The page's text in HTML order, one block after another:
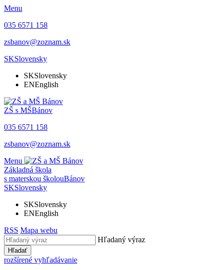
Menu
035 6571 158
zsbanov@zoznam.sk
SKSlovensky
SKSlovensky
ENEnglish
ZŠ s MŠBánov
035 6571 158
zsbanov@zoznam.sk
Menu
Základná škola
s materskou školouBánov
SKSlovensky
SKSlovensky
ENEnglish
RSS Mapa webu
Hľadaný výraz
Hľadať
rozšírené vyhľadávanie